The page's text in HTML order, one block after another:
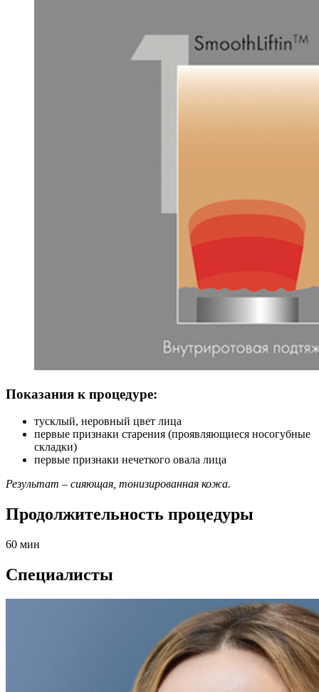
Показания к процедуре:
тусклый, неровный цвет лица
первые признаки старения (проявляющиеся носогубные
складки)
первые признаки нечеткого овала лица
Результат – сияющая, тонизированная кожа.
Продолжительность процедуры
60 мин
Специалисты